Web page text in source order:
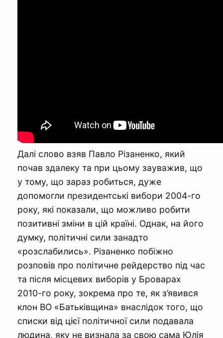
Далі слово взяв Павло Різаненко, який
почав здалеку та при цьому зауважив, що
у тому, що зараз робиться, дуже
допомогли президентські вибори 2004-го
року, які показали, що можливо робити
позитивні зміни в цій країні. Однак, на його
думку, політичні сили занадто
«розслабились». Різаненко побіжно
розповів про політичне рейдерство під час
та після місцевих виборів у Броварах
2010-го року, зокрема про те, як з’явився
клон ВО «Батьківщина» внаслідок того, що
списки від цієї політичної сили подавала
людина, яку не визнала за свою сама Юлія